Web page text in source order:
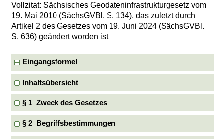
Vollzitat: Sächsisches Geodateninfrastrukturgesetz vom
19. Mai 2010 (SächsGVBl. S. 134), das zuletzt durch
Artikel 2 des Gesetzes vom 19. Juni 2024 (SächsGVBl.
S. 636) geändert worden ist
Eingangsformel
Inhaltsübersicht
§ 1 Zweck des Gesetzes
§ 2 Begriffsbestimmungen